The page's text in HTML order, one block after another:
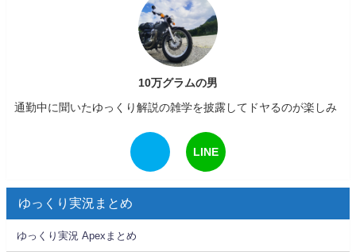
10万グラムの男
通勤中に聞いたゆっくり解説の雑学を披露してドヤるのが楽しみ
LINE
ゆっくり実況まとめ
ゆっくり実況 Apexまとめ